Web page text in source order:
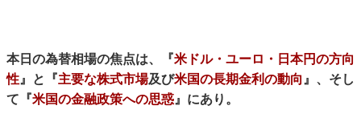
本日の為替相場の焦点は、『米ドル・ユーロ・日本円の方向
性』と『主要な株式市場及び米国の長期金利の動向』、そし
て『米国の金融政策への思惑』にあり。